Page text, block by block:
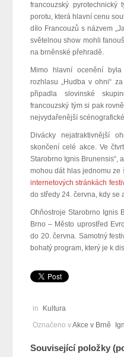
francouzský pyrotechnický
porotu, která hlavní cenu
dílo Francouzů s názvem
světelnou show mohli
na brněnské přehradě.
Mimo hlavní ocenění
rozhlasu „Hudba v ohni“
připadla slovinské
francouzský tým si pak
nejvydařenější
Divácky nejatraktivnější
skončení celé akce. Ve
Starobrno Ignis Brunensis“,
mohou dát hlas jednomu ze
internetových stránkách
do středy 24. června, kdy se
Ohňostroje Starobrno Ignis
Brno – Město uprostřed
do 20. června. Samotný
bohatý program, který je k
in
Kultura
Označeno vAkce v Brně
Související položky